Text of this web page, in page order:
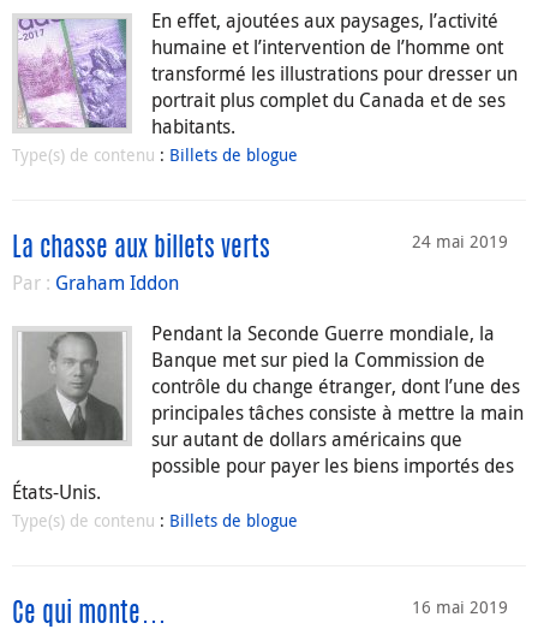
En effet, ajoutées aux paysages, l’activité
humaine et l’intervention de l’homme ont
transformé les illustrations pour dresser un
portrait plus complet du Canada et de ses
habitants.
Type(s) de contenu : Billets de blogue
24 mai 2019
La chasse aux billets verts
Par : Graham Iddon
Pendant la Seconde Guerre mondiale, la
Banque met sur pied la Commission de
contrôle du change étranger, dont l’une des
principales tâches consiste à mettre la main
sur autant de dollars américains que
possible pour payer les biens importés des
États-Unis.
Type(s) de contenu : Billets de blogue
16 mai 2019
Ce qui monte…